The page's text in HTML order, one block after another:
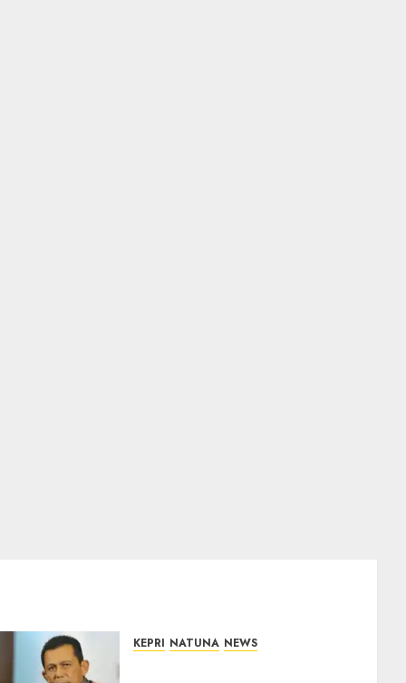
KEPRI NATUNA NEWS